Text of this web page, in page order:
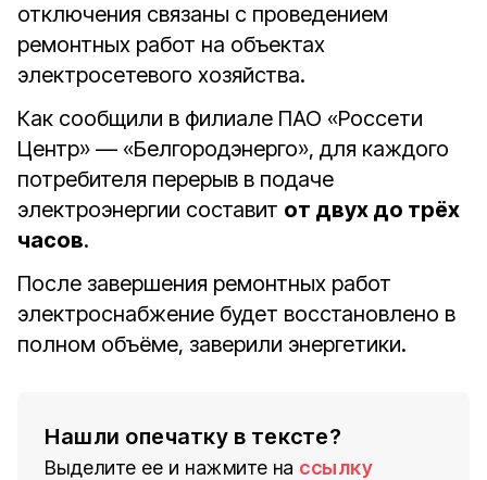
отключения связаны с проведением
ремонтных работ на объектах
электросетевого хозяйства.
Как сообщили в филиале ПАО «Россети
Центр» — «Белгородэнерго», для каждого
потребителя перерыв в подаче
электроэнергии составит от двух до трёх
часов.
После завершения ремонтных работ
электроснабжение будет восстановлено в
полном объёме, заверили энергетики.
Нашли опечатку в тексте?
Выделите ее и нажмите на ссылку